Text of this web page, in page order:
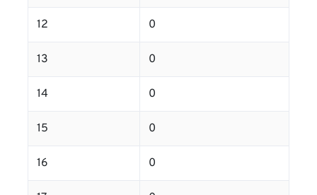
12 0
13 0
14 0
15 0
16 0